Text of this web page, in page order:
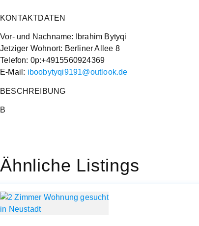
KONTAKTDATEN
Vor- und Nachname: Ibrahim Bytyqi
Jetziger Wohnort: Berliner Allee 8
Telefon: 0p:+4915560924369
E-Mail: iboobytyqi9191@outlook.de
BESCHREIBUNG
B
Ähnliche Listings